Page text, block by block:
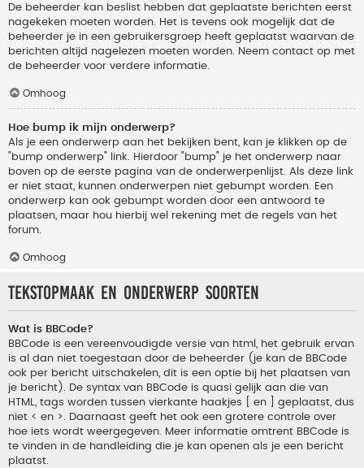
De beheerder kan beslist hebben dat geplaatste berichten eerst
nagekeken moeten worden. Het is tevens ook mogelijk dat de
beheerder je in een gebruikersgroep heeft geplaatst waarvan de
berichten altijd nagelezen moeten worden. Neem contact op met
de beheerder voor verdere informatie.
Omhoog
Hoe bump ik mijn onderwerp?
Als je een onderwerp aan het bekijken bent, kan je klikken op de
"bump onderwerp" link. Hierdoor "bump" je het onderwerp naar
boven op de eerste pagina van de onderwerpenlijst. Als deze link
er niet staat, kunnen onderwerpen niet gebumpt worden. Een
onderwerp kan ook gebumpt worden door een antwoord te
plaatsen, maar hou hierbij wel rekening met de regels van het
forum.
Omhoog
Tekstopmaak en onderwerp soorten
Wat is BBCode?
BBCode is een vereenvoudigde versie van html, het gebruik ervan
is al dan niet toegestaan door de beheerder (je kan de BBCode
ook per bericht uitschakelen, dit is een optie bij het plaatsen van
je bericht). De syntax van BBCode is quasi gelijk aan die van
HTML, tags worden tussen vierkante haakjes [ en ] geplaatst, dus
niet < en >. Daarnaast geeft het ook een grotere controle over
hoe iets wordt weergegeven. Meer informatie omtrent BBCode is
te vinden in de handleiding die je kan openen als je een bericht
plaatst.